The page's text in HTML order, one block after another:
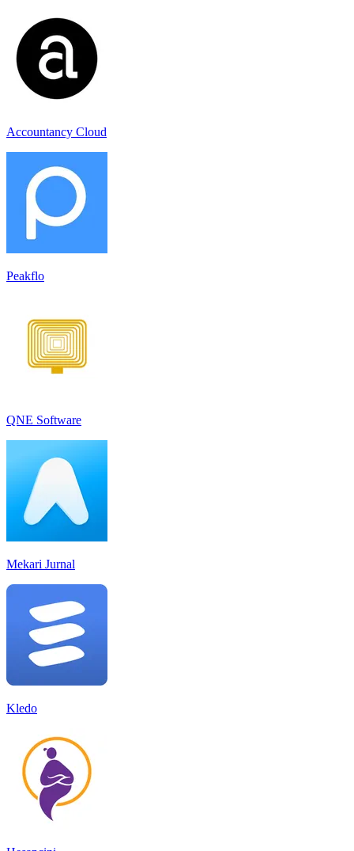
Accountancy Cloud
Peakflo
QNE Software
Mekari Jurnal
Kledo